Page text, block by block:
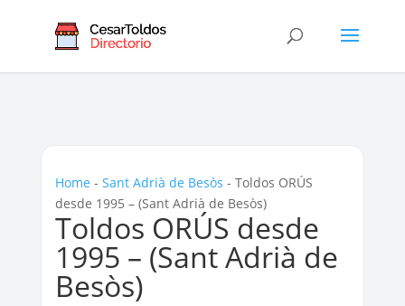
Home - Sant Adrià de Besòs - Toldos ORÚS
desde 1995 – (Sant Adrià de Besòs)
Toldos ORÚS desde
1995 – (Sant Adrià de
Besòs)